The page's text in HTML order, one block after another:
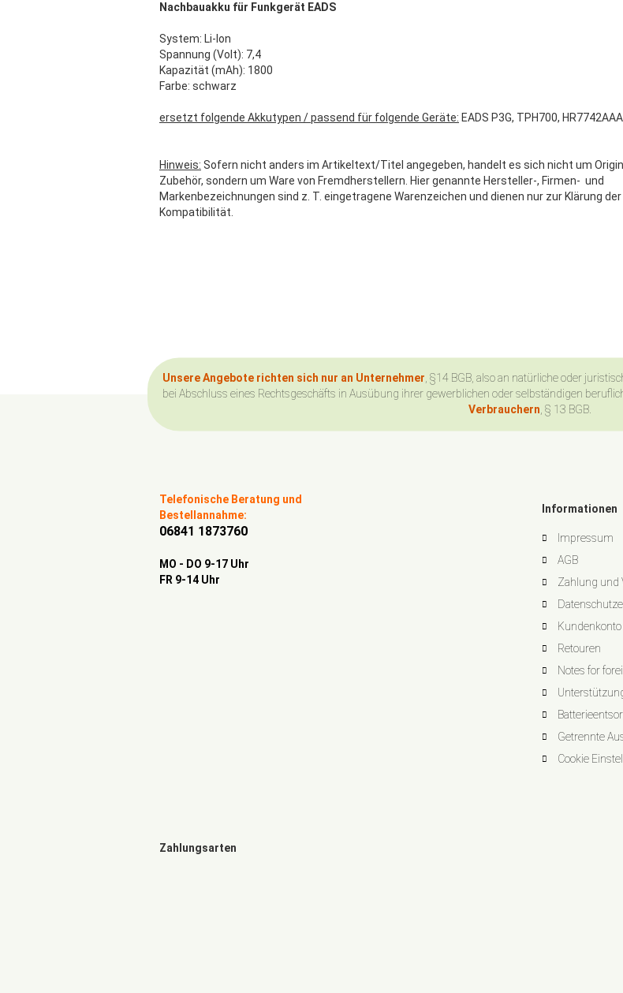
Nachbauakku für Funkgerät EADS
System: Li-Ion
Spannung (Volt): 7,4
Kapazität (mAh): 1800
Farbe: schwarz
ersetzt folgende Akkutypen / passend für folgende Geräte: EADS P3G, TPH700,
Hinweis: Sofern nicht anders im Artikeltext/Titel angegeben, handelt es sich nicht um
Zubehör, sondern um Ware von Fremdherstellern. Hier genannte Hersteller-, Firmen- und
Markenbezeichnungen sind z. T. eingetragene Warenzeichen und dienen nur zur Klärung der
Kompatibilität.
Unsere Angebote richten sich nur an Unternehmer , §14 BGB, also an natürliche oder
bei Abschluss eines Rechtsgeschäfts in Ausübung ihrer gewerblichen oder selbständigen
Verbrauchern , § 13 BGB.
Telefonische Beratung und
Bestellannahme:
06841 1873760
MO - DO 9-17 Uhr
FR 9-14 Uhr
Informationen
Impressum
AGB
Zahlung und
Retouren
Notes for
Getrennte
Cookie
Zahlungsarten